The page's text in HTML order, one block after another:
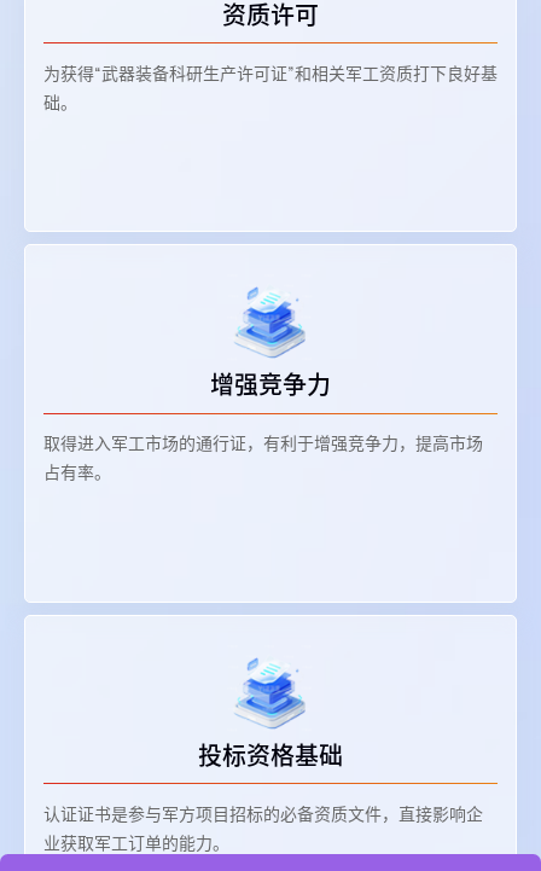
资质许可
为获得“武器装备科研生产许可证”和相关军工资质打下良好基
础。
增强竞争力
取得进入军工市场的通行证，有利于增强竞争力，提高市场
占有率。
投标资格基础
认证证书是参与军方项目招标的必备资质文件，直接影响企
业获取军工订单的能力。